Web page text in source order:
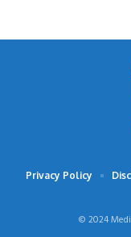
© 2024
Privacy Policy